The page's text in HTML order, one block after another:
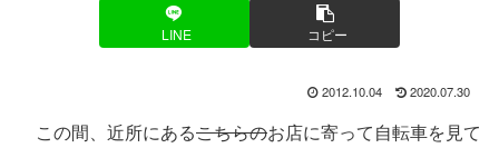
LINE コピー
2012.10.04 2020.07.30
この間、近所にあるこちらのお店に寄って自転車を見て